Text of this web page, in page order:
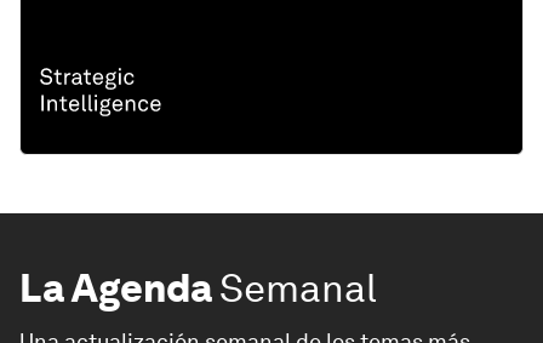
La AgendaSemanal